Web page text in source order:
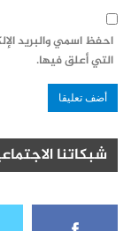
احفظ اسمي والبريد
التي أعلق فيها.
شبكاتنا